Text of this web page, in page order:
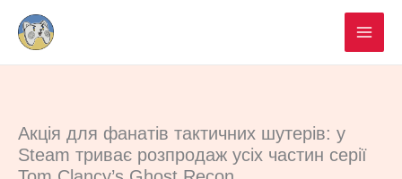
Перейти
вмісту
Акція для фанатів тактичних шутерів: у
Steam триває розпродаж усіх частин серії